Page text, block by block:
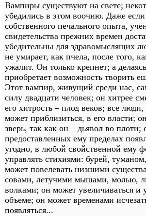
Вампиры существуют на свете;
убедились в этом воочию. Даже
собственного печального опыта,
свидетельства прежних времен
убедительны для здравомыслящих
не умирает, как пчела, после того,
ужалит. Он только крепнет; а
приобретает возможность творить
Этот вампир, живущий среди нас,
силу двадцати человек; он хитрее
его хитрость – плод веков; все
может приблизиться, в его власти;
зверь, так как он – дьявол во плоти;
предоставленных ему пределах
угодно, в любой свойственной ему
управлять стихиями: бурей,
может повелевать низшими
совами, летучими мышами, молью,
волками; он может увеличиваться и
объеме; он может временами
появляться...